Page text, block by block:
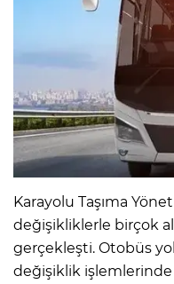
Karayolu Taşıma
değişikliklerle birçok
gerçekleşti. Otobüs
değişiklik